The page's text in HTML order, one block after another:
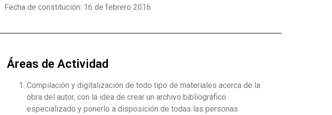
Fecha de constitución: 16 de febrero 2016
Áreas de Actividad
Compilación y digitalización de todo tipo de materiales acerca de la
obra del autor, con la idea de crear un archivo bibliográfico
especializado y ponerlo a disposición de todas las personas